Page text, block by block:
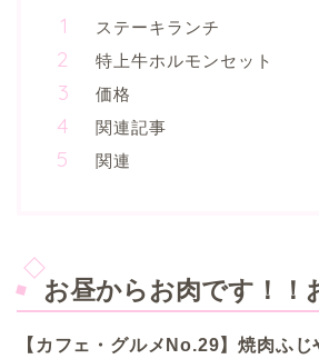
ステーキランチ
特上牛ホルモンセット
価格
関連記事
関連
お昼からお肉です！！
【カフェ・グルメNo.29】焼肉ふじ